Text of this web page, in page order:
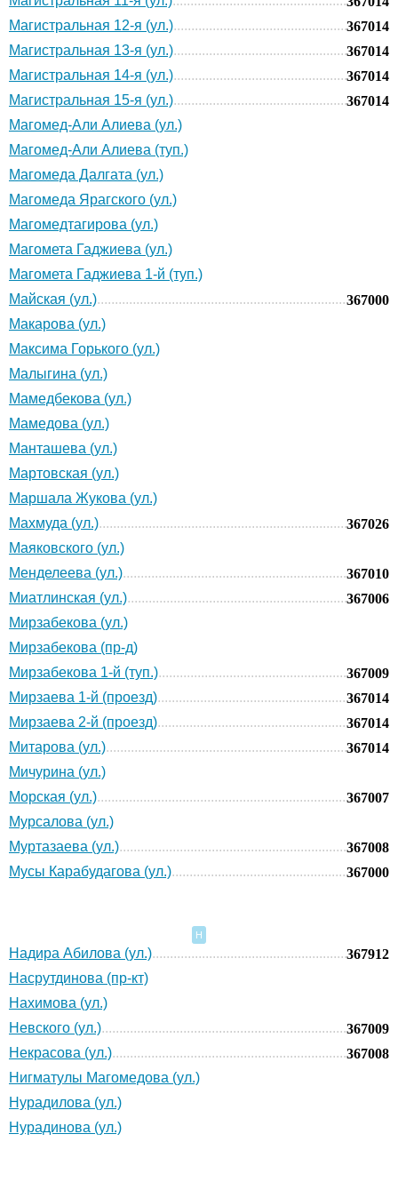
Магистральная 12-я (ул.)
367014
Магистральная 13-я (ул.)
367014
Магистральная 14-я (ул.)
367014
Магистральная 15-я (ул.)
367014
Магомед-Али Алиева (ул.)
Магомед-Али Алиева (туп.)
Магомеда Далгата (ул.)
Магомеда Ярагского (ул.)
Магомедтагирова (ул.)
Магомета Гаджиева (ул.)
Магомета Гаджиева 1-й (туп.)
Майская (ул.)
367000
Макарова (ул.)
Максима Горького (ул.)
Малыгина (ул.)
Мамедбекова (ул.)
Мамедова (ул.)
Манташева (ул.)
Мартовская (ул.)
Маршала Жукова (ул.)
Махмуда (ул.)
367026
Маяковского (ул.)
Менделеева (ул.)
367010
Миатлинская (ул.)
367006
Мирзабекова (ул.)
Мирзабекова (пр-д)
Мирзабекова 1-й (туп.)
367009
Мирзаева 1-й (проезд)
367014
Мирзаева 2-й (проезд)
367014
Митарова (ул.)
367014
Мичурина (ул.)
Морская (ул.)
367007
Мурсалова (ул.)
Муртазаева (ул.)
367008
Мусы Карабудагова (ул.)
367000
Н
Надира Абилова (ул.)
367912
Насрутдинова (пр-кт)
Нахимова (ул.)
Невского (ул.)
367009
Некрасова (ул.)
367008
Нигматулы Магомедова (ул.)
Нурадилова (ул.)
Нурадинова (ул.)